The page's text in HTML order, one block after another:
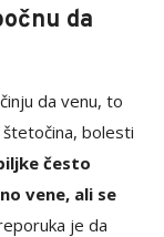
da
da venu, to
bolesti
često
vene, ali se
je da